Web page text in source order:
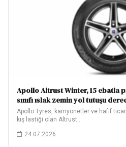
Apollo Altrust Winter, 15 ebatla
sınıfı ıslak zemin yol tutuşu
Apollo Tyres, kamyonetler ve hafif
kış lastiği olan Altrust…
24.07.2026